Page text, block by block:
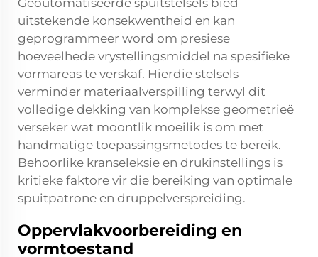
Geoutomatiseerde spuitstelsels bied
uitstekende konsekwentheid en kan
geprogrammeer word om presiese
hoeveelhede vrystellingsmiddel na spesifieke
vormareas te verskaf. Hierdie stelsels
verminder materiaalverspilling terwyl dit
volledige dekking van komplekse geometrieë
verseker wat moontlik moeilik is om met
handmatige toepassingsmetodes te bereik.
Behoorlike kranseleksie en drukinstellings is
kritieke faktore vir die bereiking van optimale
spuitpatrone en druppelverspreiding.
Oppervlakvoorbereiding en
vormtoestand